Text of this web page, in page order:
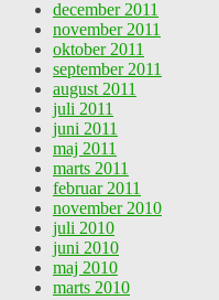
december 2011
november 2011
oktober 2011
september 2011
august 2011
juli 2011
juni 2011
maj 2011
marts 2011
februar 2011
november 2010
juli 2010
juni 2010
maj 2010
marts 2010